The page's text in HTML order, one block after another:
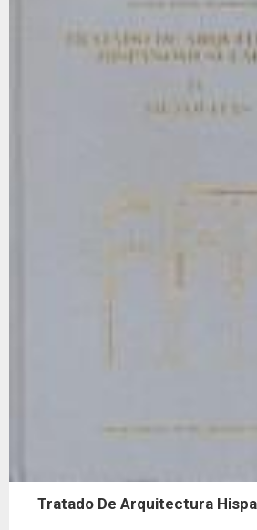
Tratado De Arquitectura